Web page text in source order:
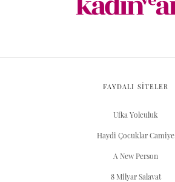
FAYDALI SİTELER
Ufka Yolculuk
Haydi Çocuklar Camiye
A New Person
8 Milyar Salavat